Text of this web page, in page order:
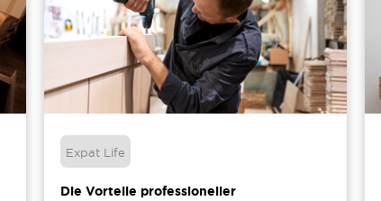
Expat Life
Die Vorteile professioneller